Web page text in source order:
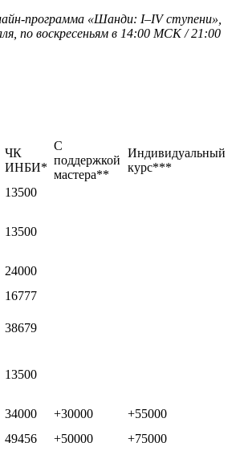
программа «Шанди: I–IVступени»,
по воскресеньям в 14:00 МСК / 21:00
ЧК
ИНБИ*
С
поддержкой
мастера**
Индивидуальный
курс***
13500
13500
24000
16777
38679
13500
34000 +30000
+55000
49456 +50000 +75000